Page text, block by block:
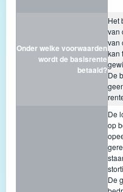
Onder welke voorwaarden
wordt de basisrente
betaald?
Het
van
van
kan
De
De
op
De